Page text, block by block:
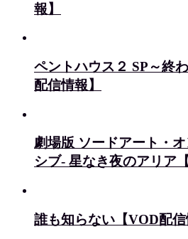
報】
ペントハウス２ SP～終
配信情報】
劇場版 ソードアート・
シブ- 星なき夜のアリア
誰も知らない【VOD配信